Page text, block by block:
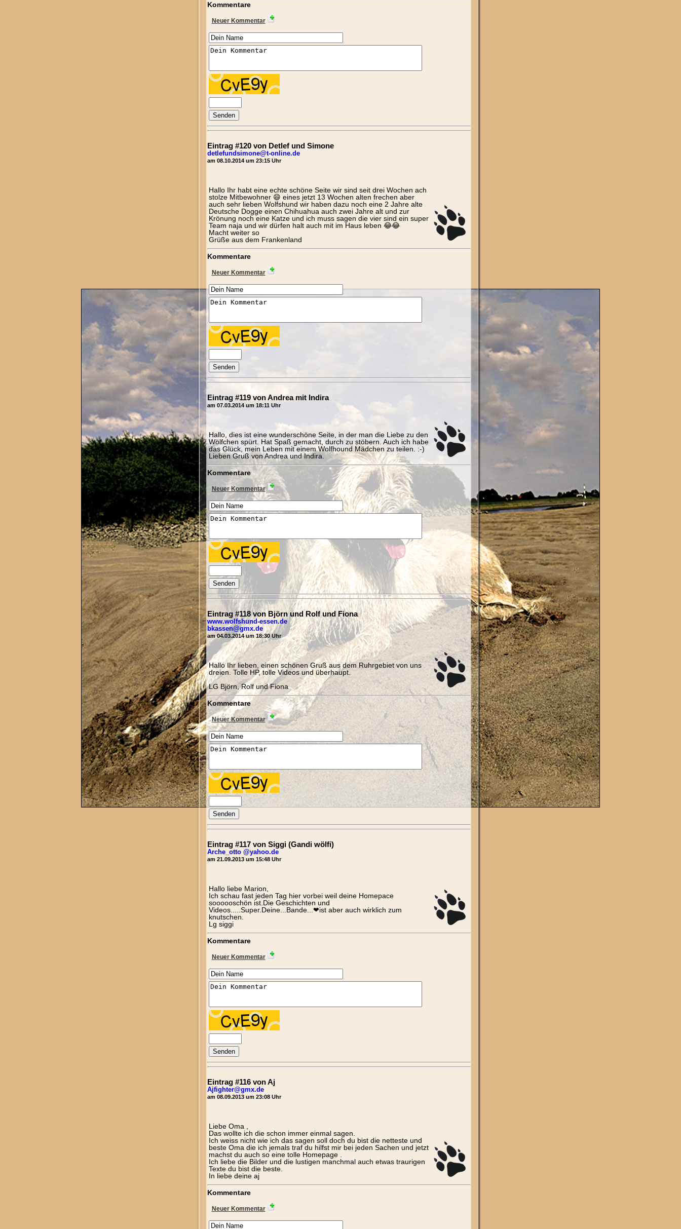
Kommentare
Neuer Kommentar
Eintrag #120 von Detlef und Simone
detlefundsimone@t-online.de
am 08.10.2014 um 23:15 Uhr
Hallo Ihr habt eine echte schöne Seite wir sind seit drei Wochen ach
stolze Mitbewohner 😄 eines jetzt 13 Wochen alten frechen aber
auch sehr lieben Wolfshund wir haben dazu noch eine 2 Jahre alte
Deutsche Dogge einen Chihuahua auch zwei Jahre alt und zur
Krönung noch eine Katze und ich muss sagen die vier sind ein super
Team naja und wir dürfen halt auch mit im Haus leben 😂😂
Macht weiter so
Grüße aus dem Frankenland
Kommentare
Neuer Kommentar
Eintrag #119 von Andrea mit Indira
am 07.03.2014 um 18:11 Uhr
Hallo, dies ist eine wunderschöne Seite, in der man die Liebe zu den
Wölfchen spürt. Hat Spaß gemacht, durch zu stöbern. Auch ich habe
das Glück, mein Leben mit einem Wolfhound Mädchen zu teilen. :-)
Lieben Gruß von Andrea und Indira.
Kommentare
Neuer Kommentar
Eintrag #118 von Björn und Rolf und Fiona
www.wolfshund-essen.de
bkassen@gmx.de
am 04.03.2014 um 18:30 Uhr
Hallo Ihr lieben, einen schönen Gruß aus dem Ruhrgebiet von uns
dreien. Tolle HP, tolle Videos und überhaupt.
LG Björn, Rolf und Fiona
Kommentare
Neuer Kommentar
Eintrag #117 von Siggi (Gandi wölfi)
Arche_otto @yahoo.de
am 21.09.2013 um 15:48 Uhr
Hallo liebe Marion,
Ich schau fast jeden Tag hier vorbei weil deine Homepace
soooooschön ist.Die Geschichten und
Videos.....Super.Deine...Bande...❤ist aber auch wirklich zum
knutschen.
Lg siggi
Kommentare
Neuer Kommentar
Eintrag #116 von Aj
Ajfighter@gmx.de
am 08.09.2013 um 23:08 Uhr
Liebe Oma ,
Das wollte ich die schon immer einmal sagen.
Ich weiss nicht wie ich das sagen soll doch du bist die netteste und
beste Oma die ich jemals traf du hilfst mir bei jeden Sachen und jetzt
machst du auch so eine tolle Homepage .
Ich liebe die Bilder und die lustigen manchmal auch etwas traurigen
Texte du bist die beste.
In liebe deine aj
Kommentare
Neuer Kommentar